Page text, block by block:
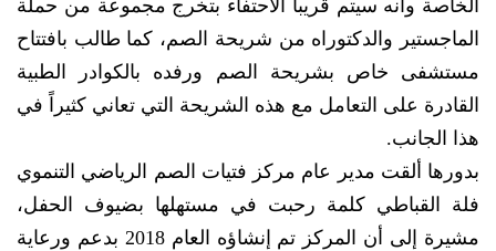
الخاصة وأنه سيتم قريباً الاحتفاء بتخرج مجموعة من حملة
الماجستير والدكتوراه من شريحة الصم، كما طالب بافتتاح
مستشفى خاص بشريحة الصم ورفده بالكوادر الطبية
القادرة على التعامل مع هذه الشريحة التي تعاني كثيراً في
هذا الجانب.
بدورها ألقت مدير عام مركز فتيات الصم الرياضي التنموي
فلة القباطي كلمة رحبت في مستهلها بضيوف الحفل،
مشيرة إلى أن المركز تم إنشاؤه العام 2018 بدعم ورعاية